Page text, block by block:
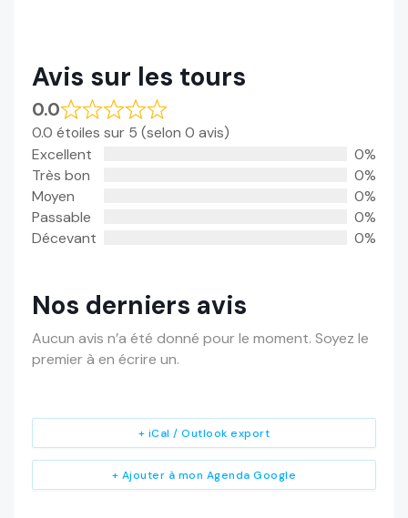
Avis sur les tours
0.0
0.0 étoiles sur 5 (selon 0 avis)
Excellent
0%
Très bon
0%
Moyen
0%
Passable
0%
Décevant
0%
Nos derniers avis
Aucun avis n’a été donné pour le moment. Soyez le
premier à en écrire un.
+ Ajouter à mon Agenda Google
+ iCal / Outlook export